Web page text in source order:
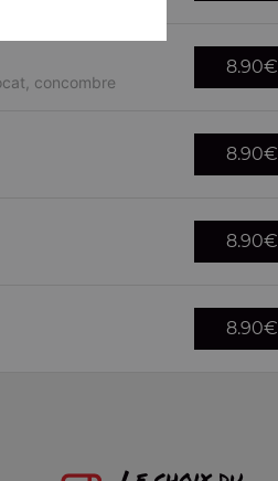
concombre
8.90€
8.90€
8.90€
8.90€